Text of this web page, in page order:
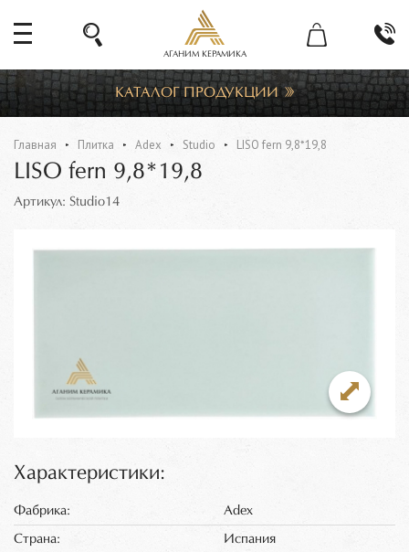
АГАНИМ КЕРАМИКА
КАТАЛОГ ПРОДУКЦИИ
Главная Плитка Adex Studio LISO fern 9,8*19,8
LISO fern 9,8*19,8
Артикул: Studio14
Характеристики:
Фабрика: Adex
Страна: Испания